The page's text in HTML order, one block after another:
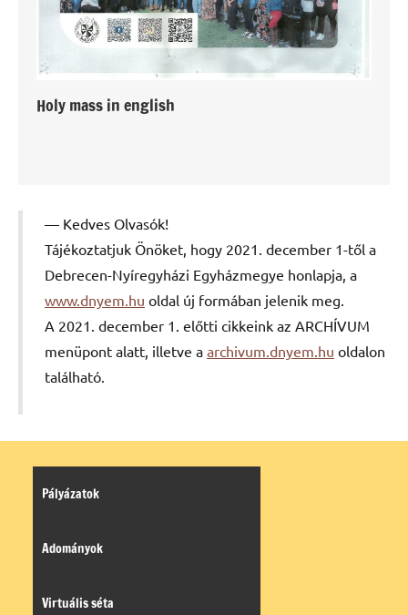
Holy mass in english
Kedves Olvasók!
Tájékoztatjuk Önöket, hogy 2021. december 1-től a
Debrecen-Nyíregyházi Egyházmegye honlapja, a
www.dnyem.hu oldal új formában jelenik meg.
A 2021. december 1. előtti cikkeink az ARCHÍVUM
menüpont alatt, illetve a archivum.dnyem.hu oldalon
található.
Pályázatok
Adományok
Virtuális séta